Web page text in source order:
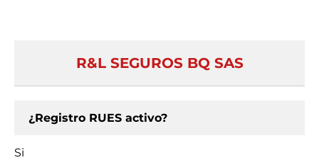
R&L SEGUROS BQ SAS
¿Registro RUES activo?
Si